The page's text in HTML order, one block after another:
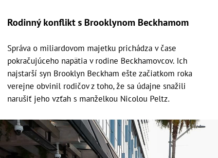
Rodinný konflikt s Brooklynom Beckhamom
Správa o miliardovom majetku prichádza v čase
pokračujúceho napätia v rodine Beckhamovcov. Ich
najstarší syn Brooklyn Beckham ešte začiatkom roka
verejne obvinil rodičov z toho, že sa údajne snažili
narušiť jeho vzťah s manželkou Nicolou Peltz.